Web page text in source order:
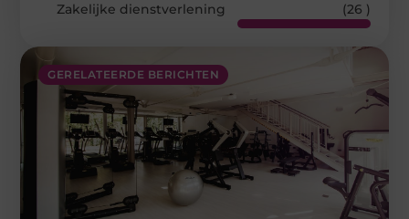
GERELATEERDE BERICHTEN
Zakelijke dienstverlening
(26 )